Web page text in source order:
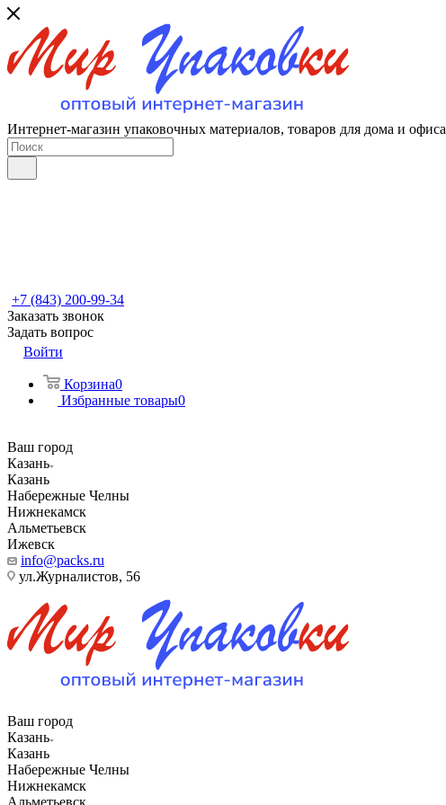
Интернет-магазин упаковочных материалов, товаров для дома и офиса
+7 (843) 200-99-34
Заказать звонок
Задать вопрос
Войти
Корзина0
Избранные товары0
Ваш город
Казань
Казань
Набережные Челны
Нижнекамск
Альметьевск
Ижевск
info@packs.ru
ул.Журналистов, 56
Ваш город
Казань
Казань
Набережные Челны
Нижнекамск
Альметьевск